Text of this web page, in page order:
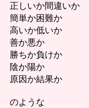
正しいか間違いか
簡単か困難か
高いか低いか
善か悪か
勝ちか負けか
陰か陽か
原因か結果か
のような